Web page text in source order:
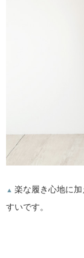
▲ 楽な履き心地に
すいです。